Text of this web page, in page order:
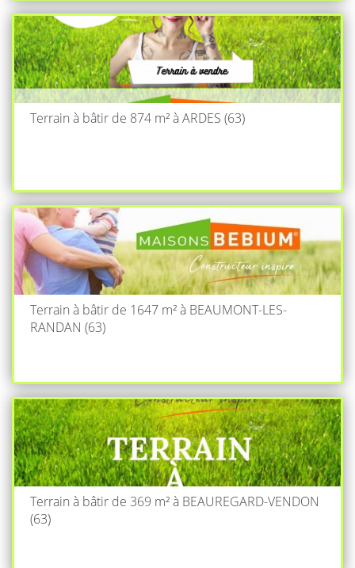
Terrain à bâtir de 874 m² à ARDES (63)
Terrain à bâtir de 1647 m² à BEAUMONT-LES-
RANDAN (63)
Terrain à bâtir de 369 m² à BEAUREGARD-VENDON
(63)